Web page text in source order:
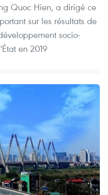
Quoc Hien, a dirigé ce
sur les résultats de
socio-
en 2019